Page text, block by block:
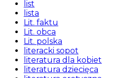
list
lista
Lit. faktu
Lit. obca
Lit. polska
literacki sopot
literatura dla kobiet
literatura dziecięca